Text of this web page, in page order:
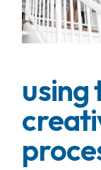
using